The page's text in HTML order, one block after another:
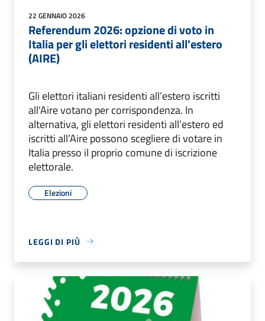
22 GENNAIO 2026
Referendum 2026: opzione di voto in
Italia per gli elettori residenti all'estero
(AIRE)
Gli elettori italiani residenti all’estero iscritti
all'Aire votano per corrispondenza. In
alternativa, gli elettori residenti all’estero ed
iscritti all’Aire possono scegliere di votare in
Italia presso il proprio comune di iscrizione
elettorale.
Elezioni
LEGGI DI PIÙ